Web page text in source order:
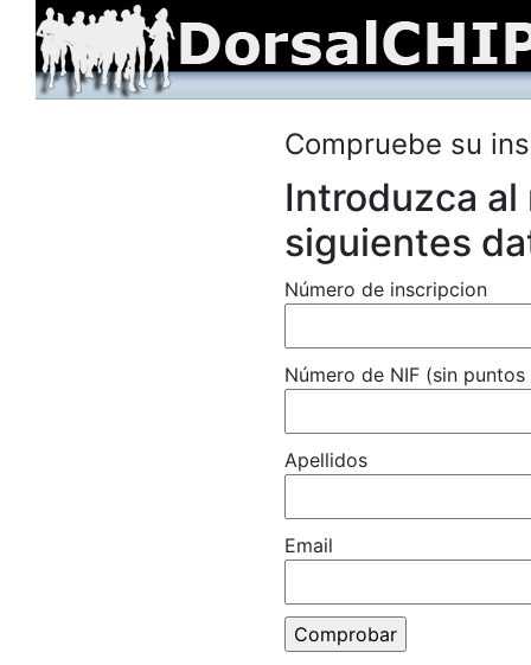
Compruebe su
Introduzca al
siguientes
Número de inscripcion
Número de NIF (sin
Apellidos
Email